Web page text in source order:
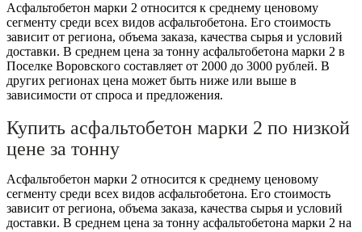
Асфальтобетон марки 2 относится к среднему ценовому
сегменту среди всех видов асфальтобетона. Его стоимость
зависит от региона, объема заказа, качества сырья и условий
доставки. В среднем цена за тонну асфальтобетона марки 2 в
Поселке Воровского составляет от 2000 до 3000 рублей. В
других регионах цена может быть ниже или выше в
зависимости от спроса и предложения.
Купить асфальтобетон марки 2 по низкой
цене за тонну
Асфальтобетон марки 2 относится к среднему ценовому
сегменту среди всех видов асфальтобетона. Его стоимость
зависит от региона, объема заказа, качества сырья и условий
доставки. В среднем цена за тонну асфальтобетона марки 2 на